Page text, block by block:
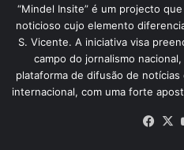
“Mindel Insite” é um projecto
noticioso cujo elemento
S. Vicente. A iniciativa visa
campo do jornalismo
plataforma de difusão de
internacional, com uma forte